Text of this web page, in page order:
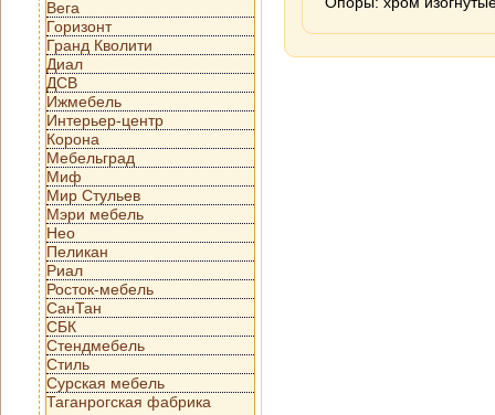
Вега
Горизонт
Гранд Кволити
Диал
ДСВ
Ижмебель
Интерьер-центр
Корона
Мебельград
Миф
Мир Стульев
Мэри мебель
Нео
Пеликан
Риал
Росток-мебель
СанТан
СБК
Стендмебель
Стиль
Сурская мебель
Таганрогская фабрика